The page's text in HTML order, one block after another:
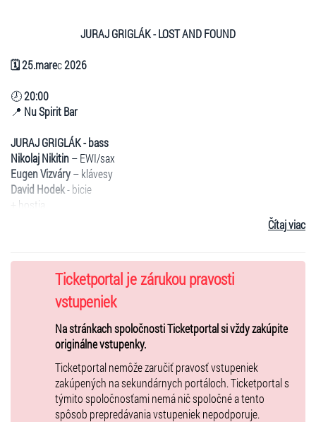
JURAJ GRIGLÁK - LOST AND FOUND
🗓 25.marec2026
🕗20:00
📍 Nu Spirit Bar
JURAJ GRIGLÁK - bass
Nikolaj Nikitin– EWI/sax
Eugen Vizváry– klávesy
David Hodek- bicie
+ hostia
Koncert predstavuje stretnutie výrazných osobností domácej
osobitý groove, Nikolaj Nikitin (saxofón / EWI) prepája akustický a
elektronický zvuk v modernom jazzovom jazyku a Eugen Vizváry
(klávesy) dotvára zvukovú paletu bohatými harmóniami a
improvizáciou. David Hodek (bicie) patrí k bubeníkom s
medzinárodným presahom – jeho hra spája technickú precíznosť,
silný groove a súčasný svetový jazzový jazyk, vďaka čomu je
vyhľadávaným partnerom na domácich aj zahraničných pódiách.
Počet miest na sedenie je limitovaný. Zadná časť baru je fajčiarska.
Čítaj viac
Ticketportal je zárukou pravosti
vstupeniek
Na stránkach spoločnosti Ticketportal si vždy zakúpite
originálne vstupenky.
Ticketportal nemôže zaručiť pravosť vstupeniek
zakúpených na sekundárnych portáloch. Ticketportal s
týmito spoločnosťami nemá nič spoločné a tento
spôsob prepredávania vstupeniek nepodporuje.